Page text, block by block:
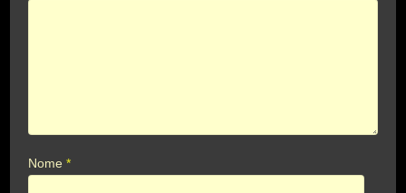
Nome*